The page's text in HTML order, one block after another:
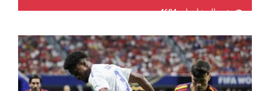
عدد المشاهدات 4684